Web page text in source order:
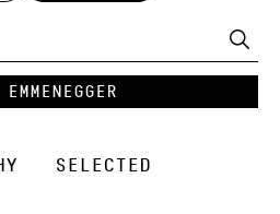
Selected